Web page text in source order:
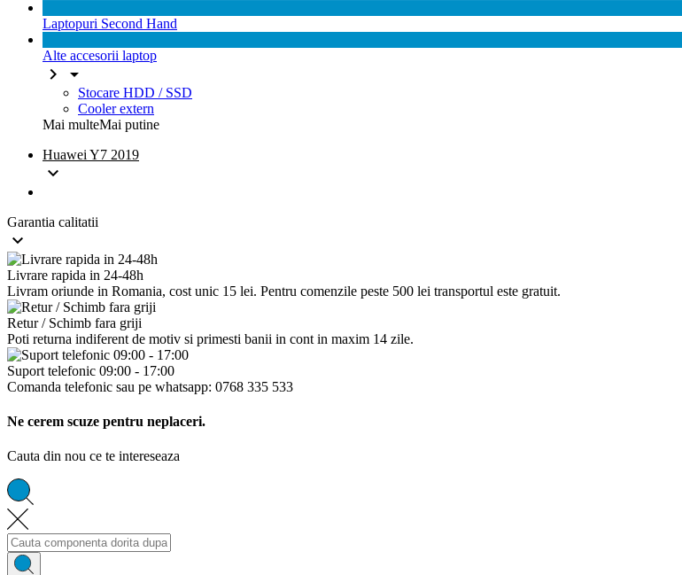
Laptopuri Second Hand
Alte accesorii laptop
 
Stocare HDD / SSD
Cooler extern
Mai multeMai putine
Huawei Y7 2019

Garantia calitatii

Livrare rapida in 24-48h
Livram oriunde in Romania, cost unic 15 lei. Pentru comenzile peste 500 lei transportul este gratuit.
Retur / Schimb fara griji
Poti returna indiferent de motiv si primesti banii in cont in maxim 14 zile.
Suport telefonic 09:00 - 17:00
Comanda telefonic sau pe whatsapp: 0768 335 533
Ne cerem scuze pentru neplaceri.
Cauta din nou ce te intereseaza